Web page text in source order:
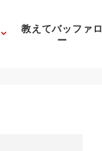
教えてバッファロ
ー